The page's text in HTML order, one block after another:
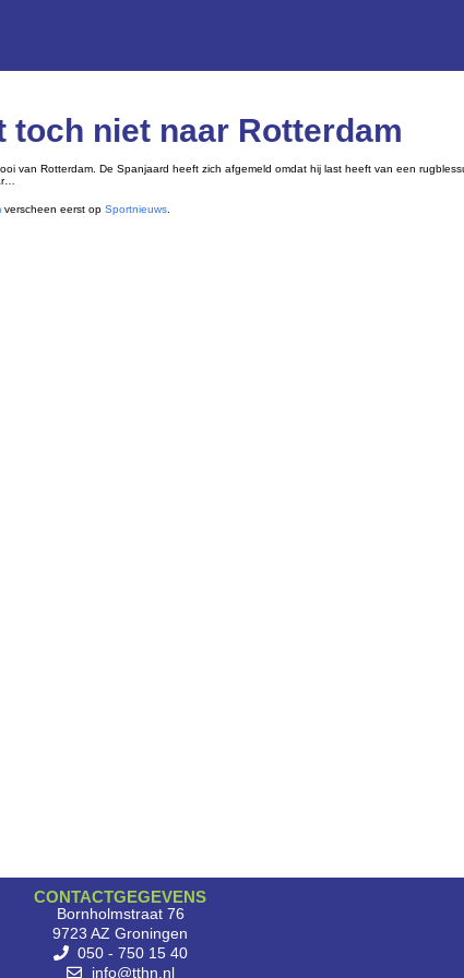
toch niet naar Rotterdam
van Rotterdam. De Spanjaard heeft zich afgemeld omdat hij last heeft van een
verscheen eerst opSportnieuws.
CONTACTGEGEVENS
Bornholmstraat 76
9723 AZ Groningen
050 - 750 15 40
info@tthn.nl